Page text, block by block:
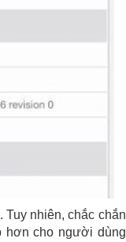
Tuy nhiên, chắc chắn
hơn cho người dùng